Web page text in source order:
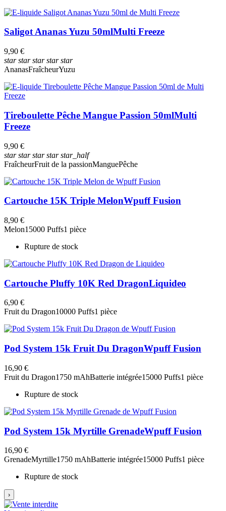
Saligot Ananas Yuzu 50mlMulti Freeze
9,90 €
starstarstarstarstar
AnanasFraîcheurYuzu
Tireboulette Pêche Mangue Passion 50mlMulti
Freeze
9,90 €
starstarstarstarstar_half
FraîcheurFruit de la passionManguePêche
Cartouche 15K Triple MelonWpuff Fusion
8,90 €
Melon15000 Puffs1 pièce
Rupture de stock
Cartouche Pluffy 10K Red DragonLiquideo
6,90 €
Fruit du Dragon10000 Puffs1 pièce
Pod System 15k Fruit Du DragonWpuff Fusion
16,90 €
Fruit du Dragon1750 mAhBatterie intégrée15000 Puffs1 pièce
Rupture de stock
Pod System 15k Myrtille GrenadeWpuff Fusion
16,90 €
GrenadeMyrtille1750 mAhBatterie intégrée15000 Puffs1 pièce
Rupture de stock
›